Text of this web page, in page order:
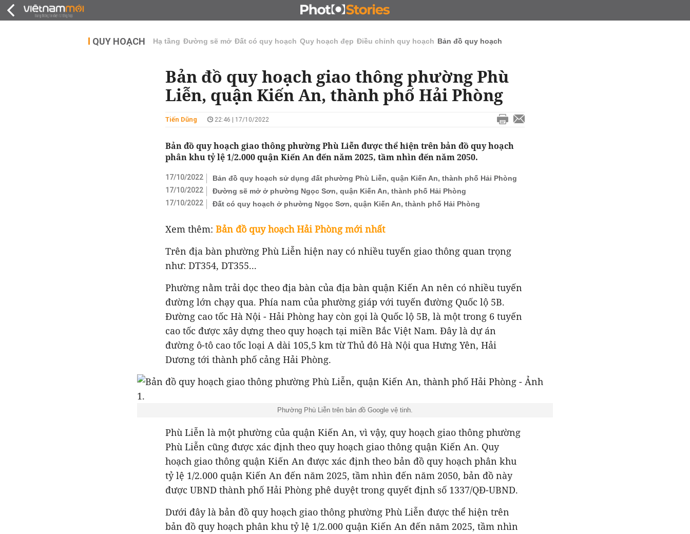
ĐẤU GIÁ - ĐẤU THẦU KINH DOANH
QUY HOẠCH Hạ tầng Đường sẽ mở Đất có quy hoạch Quy hoạch đẹp Điều chỉnh quy hoạch Bản đồ quy hoạch
Bản đồ quy hoạch giao thông phường Phù
Liễn, quận Kiến An, thành phố Hải Phòng
Tiến Dũng 22:46 | 17/10/2022
Bản đồ quy hoạch giao thông phường Phù Liễn được thể hiện trên bản đồ quy hoạch
phân khu tỷ lệ 1/2.000 quận Kiến An đến năm 2025, tầm nhìn đến năm 2050.
17/10/2022
Bản đồ quy hoạch sử dụng đất phường Phù Liễn, quận Kiến An, thành phố Hải Phòng
17/10/2022
Đường sẽ mở ở phường Ngọc Sơn, quận Kiến An, thành phố Hải Phòng
17/10/2022
Đất có quy hoạch ở phường Ngọc Sơn, quận Kiến An, thành phố Hải Phòng
Xem thêm: Bản đồ quy hoạch Hải Phòng mới nhất
Trên địa bàn phường Phù Liễn hiện nay có nhiều tuyến giao thông quan trọng
như: DT354, DT355...
Phường nằm trải dọc theo địa bàn của địa bàn quận Kiến An nên có nhiều tuyến
đường lớn chạy qua. Phía nam của phường giáp với tuyến đường Quốc lộ 5B.
Đường cao tốc Hà Nội - Hải Phòng hay còn gọi là Quốc lộ 5B, là một trong 6 tuyến
cao tốc được xây dựng theo quy hoạch tại miền Bắc Việt Nam. Đây là dự án
đường ô-tô cao tốc loại A dài 105,5 km từ Thủ đô Hà Nội qua Hưng Yên, Hải
Dương tới thành phố cảng Hải Phòng.
Phường Phù Liễn trên bản đồ Google vệ tinh.
Phù Liễn là một phường của quận Kiến An, vì vậy, quy hoạch giao thông phường
Phù Liễn cũng được xác định theo quy hoạch giao thông quận Kiến An. Quy
hoạch giao thông quận Kiến An được xác định theo bản đồ quy hoạch phân khu
tỷ lệ 1/2.000 quận Kiến An đến năm 2025, tầm nhìn đến năm 2050, bản đồ này
được UBND thành phố Hải Phòng phê duyệt trong quyết định số 1337/QĐ-UBND.
Dưới đây là bản đồ quy hoạch giao thông phường Phù Liễn được thể hiện trên
bản đồ quy hoạch phân khu tỷ lệ 1/2.000 quận Kiến An đến năm 2025, tầm nhìn